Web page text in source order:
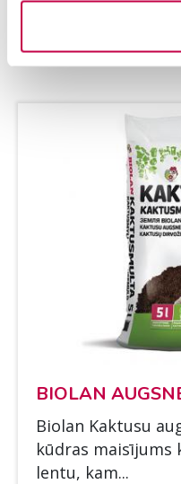
piemē­rots
BIO­LAN
Bio­lan Kak­tusu
kū­dras
len­tu, kam...